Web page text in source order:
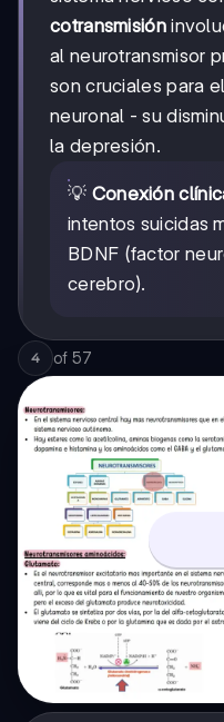
cotransmisión
al neurotransmisor
son cruciales para
neuronal - su
la depresión.
💡 Conexión
intentos suicidas
BDNF (factor
cerebro).
4 of 57